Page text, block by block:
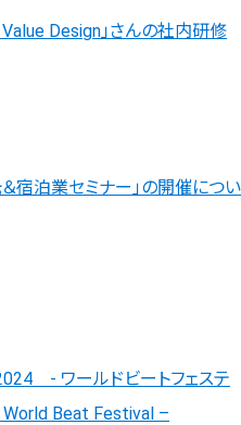
Value Design」さんの社内研修
宿泊業セミナー」の開催につい
- ワールドビートフェステ
World Beat Festival –